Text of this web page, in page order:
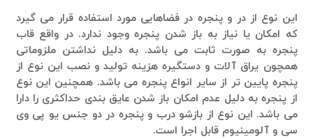
این نوع از در و پنجره در فضاهایی مورد استفاده قرار می گیرد
که امکان یا نیاز به باز شدن پنجره وجود ندارد. در واقع قاب
پنجره به صورت ثابت می باشد. به دلیل نداشتن ملزوماتی
همچون یراق آلات و دستگیره هزینه تولید و نصب این نوع از
پنجره پایین تر از سایر انواع پنجره می باشد. همچنین این نوع
از پنجره به دلیل عدم امکان باز شدن عایق بندی حداکثری را دارا
می باشد. این نوع از بازشو درب و پنجره در دو جنس یو پی وی
سی و آلومینیوم قابل اجرا است.